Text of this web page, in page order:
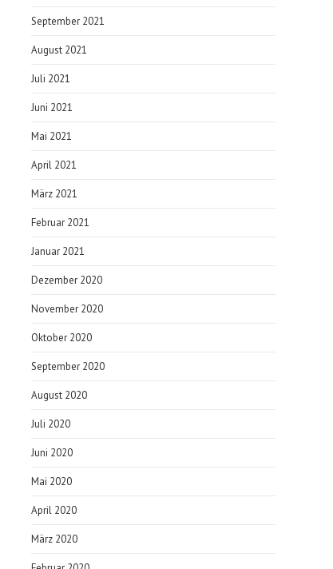
September 2021
August 2021
Juli 2021
Juni 2021
Mai 2021
April 2021
März 2021
Februar 2021
Januar 2021
Dezember 2020
November 2020
Oktober 2020
September 2020
August 2020
Juli 2020
Juni 2020
Mai 2020
April 2020
März 2020